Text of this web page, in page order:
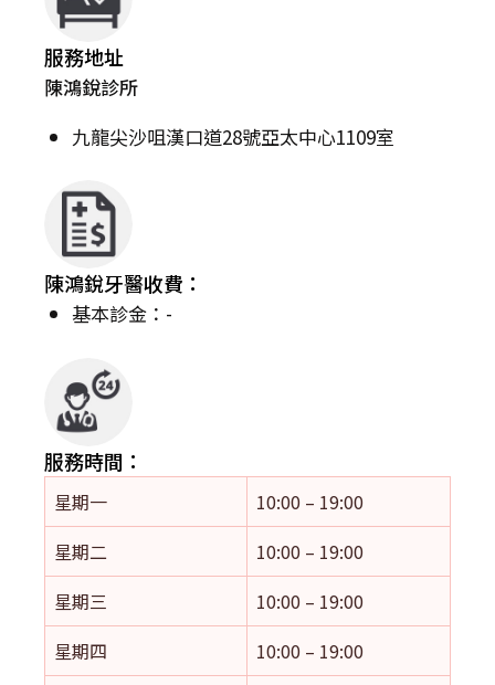
服務地址
陳鴻銳診所
九龍尖沙咀漢口道28號亞太中心1109室
陳鴻銳牙醫收費：
基本診金：-
服務時間：
星期一
10:00 – 19:00
星期二
10:00 – 19:00
星期三
10:00 – 19:00
星期四
10:00 – 19:00